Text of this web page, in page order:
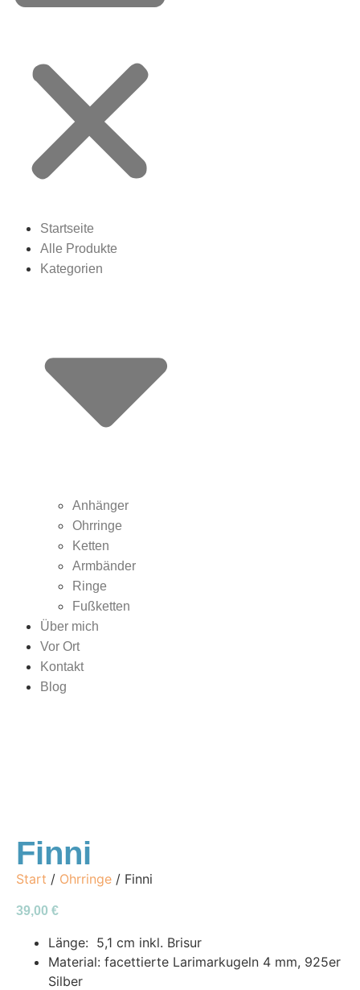
Startseite
Alle Produkte
Kategorien
Anhänger
Ohrringe
Ketten
Armbänder
Ringe
Fußketten
Über mich
Vor Ort
Kontakt
Blog
Finni
Start / Ohrringe / Finni
39,00 €
Länge: 5,1 cm inkl. Brisur
Material: facettierte Larimarkugeln 4 mm, 925er
Silber